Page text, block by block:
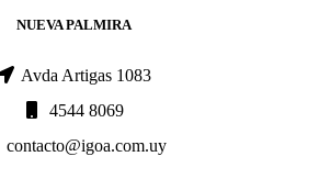
NUEVA PALMIRA
Avda Artigas 1083
4544 8069
contacto@igoa.com.uy